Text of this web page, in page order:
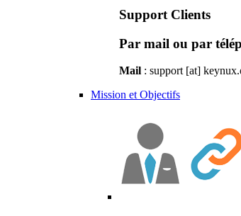
Support Clients
Par mail ou par
Mail : support [at]
Mission et Objectifs